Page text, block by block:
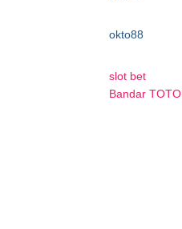
okto88
slot bet
Bandar TOTO